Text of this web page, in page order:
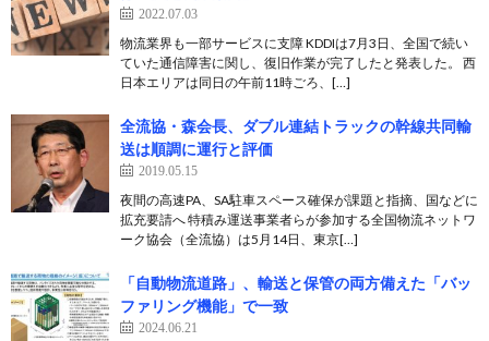
2022.07.03
物流業界も一部サービスに支障 KDDIは7月3日、全国で続い
ていた通信障害に関し、復旧作業が完了したと発表した。 西
日本エリアは同日の午前11時ごろ、[…]
全流協・森会長、ダブル連結トラックの幹線共同輸
送は順調に運行と評価
2019.05.15
夜間の高速PA、SA駐車スペース確保が課題と指摘、国などに
拡充要請へ 特積み運送事業者らが参加する全国物流ネットワ
ーク協会（全流協）は5月14日、東京[…]
「自動物流道路」、輸送と保管の両方備えた「バッ
ファリング機能」で一致
2024.06.21